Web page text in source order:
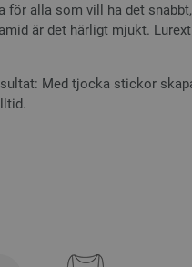
för alla som vill ha det
är det härligt mjukt.
Med tjocka stickor